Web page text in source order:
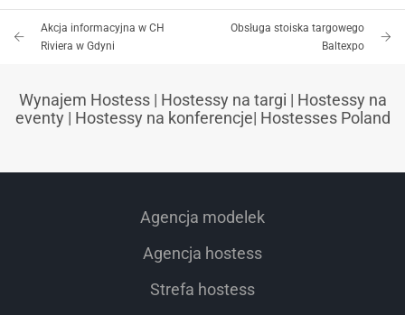
Akcja informacyjna w CH
Riviera w Gdyni
Obsługa stoiska targowego
Baltexpo
Wynajem Hostess| Hostessy na targi | Hostessy na
eventy | Hostessy na konferencje| Hostesses Poland
Agencja modelek
Agencja hostess
Strefa hostess